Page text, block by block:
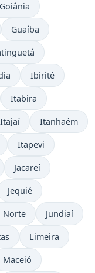
Goiânia
Guaíba
Ibirité
Itabira
Itajaí Itanhaém
Itapevi
Jacareí
Jequié
Norte Jundiaí
Limeira
Maceió